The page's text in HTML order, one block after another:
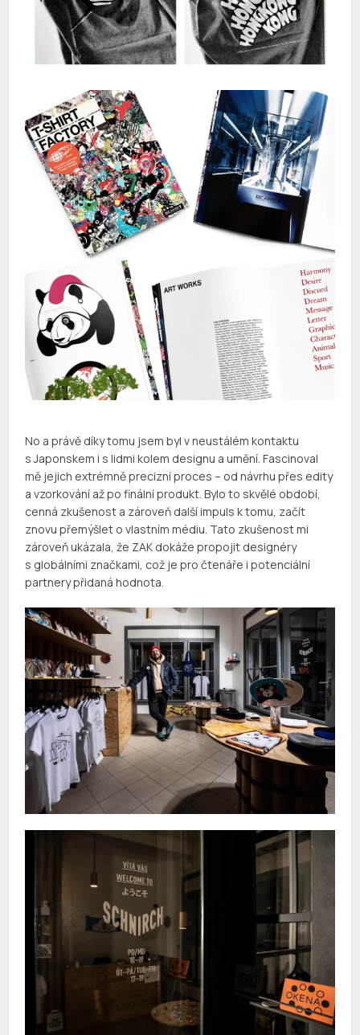
No a právě díky tomu jsem byl v neustálém kontaktu
s Japonskem i s lidmi kolem designu a umění. Fascinoval
mě jejich extrémně precizní proces – od návrhu přes edity
a vzorkování až po finální produkt. Bylo to skvělé období,
cenná zkušenost a zároveň další impuls k tomu, začít
znovu přemýšlet o vlastním médiu. Tato zkušenost mi
zároveň ukázala, že ZAK dokáže propojit designéry
s globálními značkami, což je pro čtenáře i potenciální
partnery přidaná hodnota.